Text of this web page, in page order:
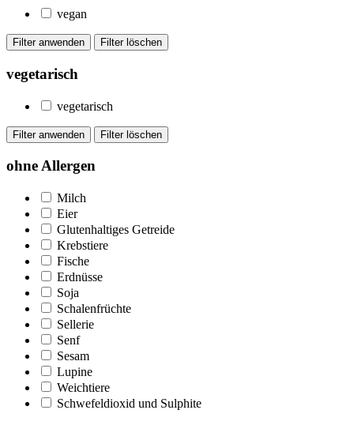
vegan
vegetarisch
vegetarisch
ohne Allergen
Milch
Eier
Glutenhaltiges Getreide
Krebstiere
Fische
Erdnüsse
Soja
Schalenfrüchte
Sellerie
Senf
Sesam
Lupine
Weichtiere
Schwefeldioxid und Sulphite